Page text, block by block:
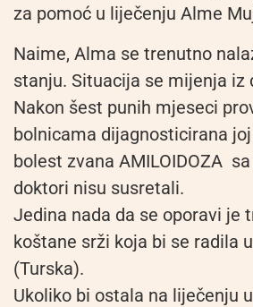
za pomoć u liječenju Alme
Naime, Alma se trenutno
stanju. Situacija se mijenja iz
Nakon šest punih mjeseci
bolnicama dijagnosticirana
bolest zvana AMILOIDOZA
doktori nisu susretali.
Jedina nada da se oporavi je
koštane srži koja bi se radila
(Turska).
Ukoliko bi ostala na liječenju